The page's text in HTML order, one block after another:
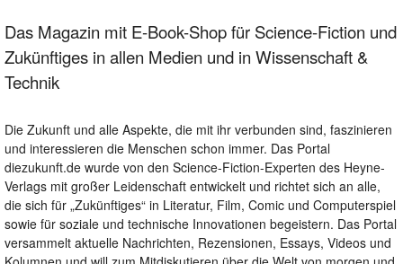
Das Magazin mit E-Book-Shop für Science-Fiction und
Zukünftiges in allen Medien und in Wissenschaft &
Technik
Die Zukunft und alle Aspekte, die mit ihr verbunden sind, faszinieren
und interessieren die Menschen schon immer. Das Portal
diezukunft.de wurde von den Science-Fiction-Experten des Heyne-
Verlags mit großer Leidenschaft entwickelt und richtet sich an alle,
die sich für „Zukünftiges“ in Literatur, Film, Comic und Computerspiel
sowie für soziale und technische Innovationen begeistern. Das Portal
versammelt aktuelle Nachrichten, Rezensionen, Essays, Videos und